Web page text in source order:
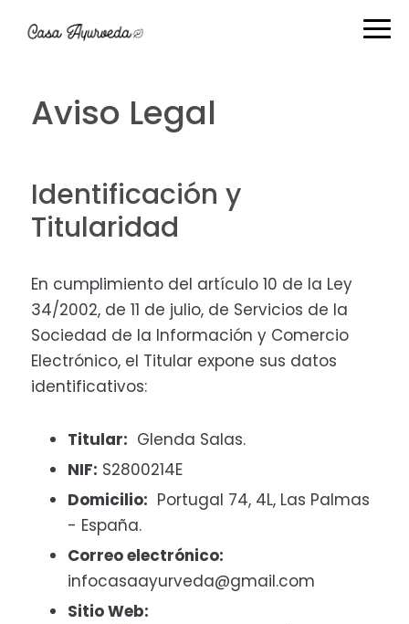
lateral
páginaAviso Legal
Identificación y
Titularidad
En cumplimiento del artículo 10 de la Ley
34/2002, de 11 de julio, de Servicios de la
Sociedad de la Información y Comercio
Electrónico, el Titular expone sus datos
identificativos:
Titular: Glenda Salas.
NIF: S2800214E
Domicilio: Portugal 74, 4L, Las Palmas
- España.
Correo electrónico:
infocasaayurveda@gmail.com
Sitio Web: